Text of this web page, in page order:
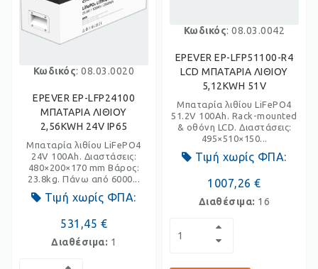
Κωδικός: 08.03.0020
EPEVER EP-LFP24100
ΜΠΑΤΑΡΙΑ ΛΙΘΙΟΥ
2,56KWH 24V IP65
Μπαταρία λιθίου LiFePO4
24V 100Ah. Διαστάσεις:
480×200×170 mm Βάρος:
23.8kg. Πάνω από 6000...
Τιμή χωρίς ΦΠΑ:
531,45 €
Διαθέσιμα: 1
Κωδικός: 08.03.0042
EPEVER EP-LFP51100-R4
LCD ΜΠΑΤΑΡΙΑ ΛΙΘΙΟΥ
5,12KWH 51V
Μπαταρία λιθίου LiFePO4
51.2V 100Ah. Rack-mounted
& οθόνη LCD. Διαστάσεις:
495×510×150...
Τιμή χωρίς ΦΠΑ:
1007,26 €
Διαθέσιμα: 16